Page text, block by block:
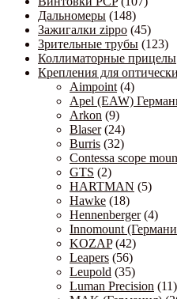
Дальномеры (148)
Зажигалки zippo (45)
Зрительные трубы (123)
Коллиматорные прицелы
Крепления для
Aimpoint (4)
Apel (EAW)
Arkon (9)
Blaser (24)
Burris (32)
Contessa scope
GTS (2)
HARTMAN (5)
Hawke (18)
Hennenberger (4)
Innomount
KOZAP (42)
Leapers (56)
Leupold (35)
Luman Precision (11)